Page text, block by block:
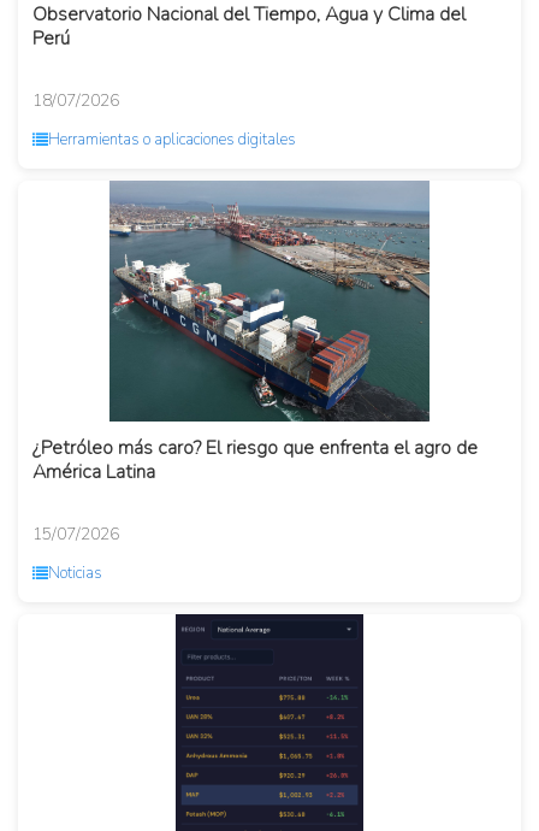
Observatorio Nacional del Tiempo, Agua y Clima del
Perú
18/07/2026
Herramientas o aplicaciones digitales
¿Petróleo más caro? El riesgo que enfrenta el agro de
América Latina
15/07/2026
Noticias